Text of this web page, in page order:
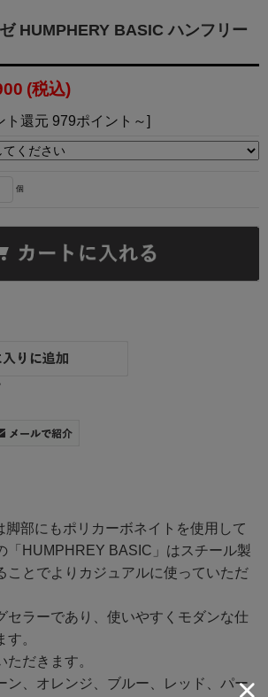
HUMPHERY BASIC ハンフリー
(税込)
ト還元 979ポイント～]
個
脚部にもポリカーボネイトを使用して
「HUMPHREY BASIC」はスチール製
ことでよりカジュアルに使っていただ
セラーであり、使いやすくモダンな仕
す。
だきます。
、オレンジ、ブルー、レッド、パー